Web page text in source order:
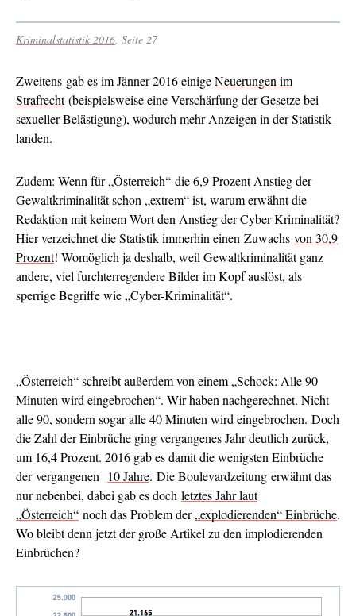
Kriminalstatistik 2016, Seite 27
Zweitens gab es im Jänner 2016 einigeNeuerungen im
Strafrecht(beispielsweise eine Verschärfung der Gesetze bei
sexueller Belästigung), wodurch mehr Anzeigen in der Statistik
landen.
Zudem: Wenn für „Österreich“ die 6,9 Prozent Anstieg der
Gewaltkriminalität schon „extrem“ ist, warum erwähnt die
Redaktion mit keinem Wort den Anstieg der Cyber-Kriminalität?
Hier verzeichnet die Statistik immerhin einen Zuwachs von 30,9
Prozent! Womöglich ja deshalb, weil Gewaltkriminalität ganz
andere, viel furchterregendere Bilder im Kopf auslöst, als
sperrige Begriffe wie „Cyber-Kriminalität“.
„Österreich“ schreibt außerdem von einem „Schock: Alle 90
Minuten wird eingebrochen“. Wir haben nachgerechnet. Nicht
alle 90, sondern sogar alle 40 Minuten wird eingebrochen. Doch
die Zahl der Einbrüche ging vergangenes Jahr deutlich zurück,
um 16,4 Prozent. 2016 gab es damit die wenigsten Einbrüche
der vergangenen 10 Jahre. Die Boulevardzeitung erwähnt das
nur nebenbei, dabei gab es doch letztes Jahr laut
„Österreich“ noch das Problem der„explodierenden“ Einbrüche.
Wo bleibt denn jetzt der große Artikel zu den implodierenden
Einbrüchen?